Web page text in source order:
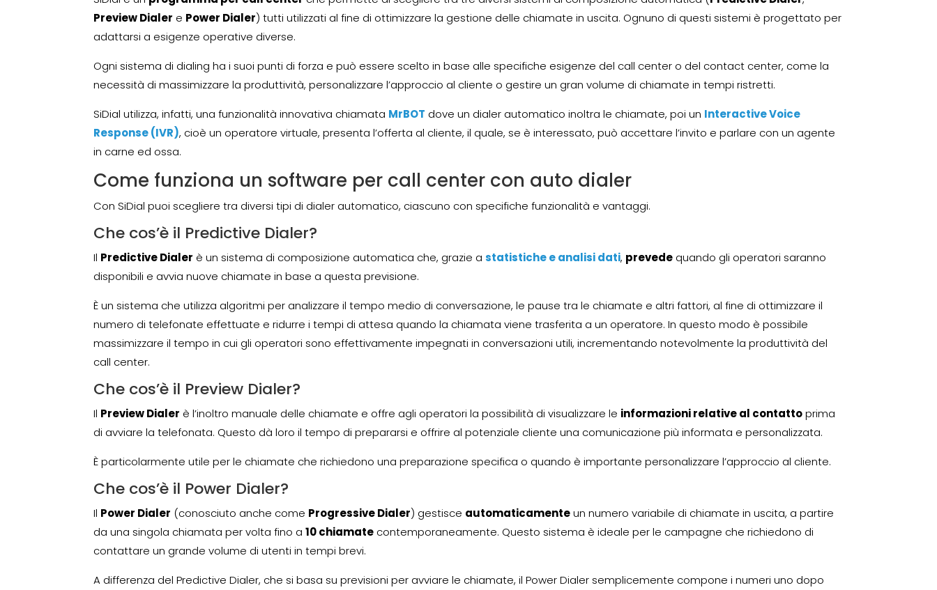
Preview Dialer e Power Dialer) tutti utilizzati al fine di ottimizzare la gestione delle chiamate in uscita. Ognuno di questi sistemi è progettato per
adattarsi a esigenze operative diverse.
Ogni sistema di dialing ha i suoi punti di forza e può essere scelto in base alle specifiche esigenze del call center o del contact center, come la
necessità di massimizzare la produttività, personalizzare l’approccio al cliente o gestire un gran volume di chiamate in tempi ristretti.
SiDial utilizza, infatti, una funzionalità innovativa chiamata MrBOT dove un dialer automatico inoltra le chiamate, poi un Interactive Voice
Response (IVR), cioè un operatore virtuale, presenta l’offerta al cliente, il quale, se è interessato, può accettare l’invito e parlare con un agente
in carne ed ossa.
Come funziona un software per call center con auto dialer
Con SiDial puoi scegliere tra diversi tipi di dialer automatico, ciascuno con specifiche funzionalità e vantaggi.
Che cos’è il Predictive Dialer?
Il Predictive Dialer è un sistema di composizione automatica che, grazie astatistiche e analisi dati, prevede quando gli operatori saranno
disponibili e avvia nuove chiamate in base a questa previsione.
È un sistema che utilizza algoritmi per analizzare il tempo medio di conversazione, le pause tra le chiamate e altri fattori, al fine di ottimizzare il
numero di telefonate effettuate e ridurre i tempi di attesa quando la chiamata viene trasferita a un operatore. In questo modo è possibile
massimizzare il tempo in cui gli operatori sono effettivamente impegnati in conversazioni utili, incrementando notevolmente la produttività del
call center.
Che cos’è il Preview Dialer?
Il Preview Dialer è l’inoltro manuale delle chiamate e offre agli operatori la possibilità di visualizzare le informazioni relative al contattoprima
di avviare la telefonata. Questo dà loro il tempo di prepararsi e offrire al potenziale cliente una comunicazione più informata e personalizzata.
È particolarmente utile per le chiamate che richiedono una preparazione specifica o quando è importante personalizzare l’approccio al cliente.
Che cos’è il Power Dialer?
Il Power Dialer (conosciuto anche come Progressive Dialer) gestisce automaticamenteun numero variabile di chiamate in uscita, a partire
da una singola chiamata per volta fino a10 chiamate contemporaneamente. Questo sistema è ideale per le campagne che richiedono di
contattare un grande volume di utenti in tempi brevi.
A differenza del Predictive Dialer, che si basa su previsioni per avviare le chiamate, il Power Dialer semplicemente compone i numeri uno dopo